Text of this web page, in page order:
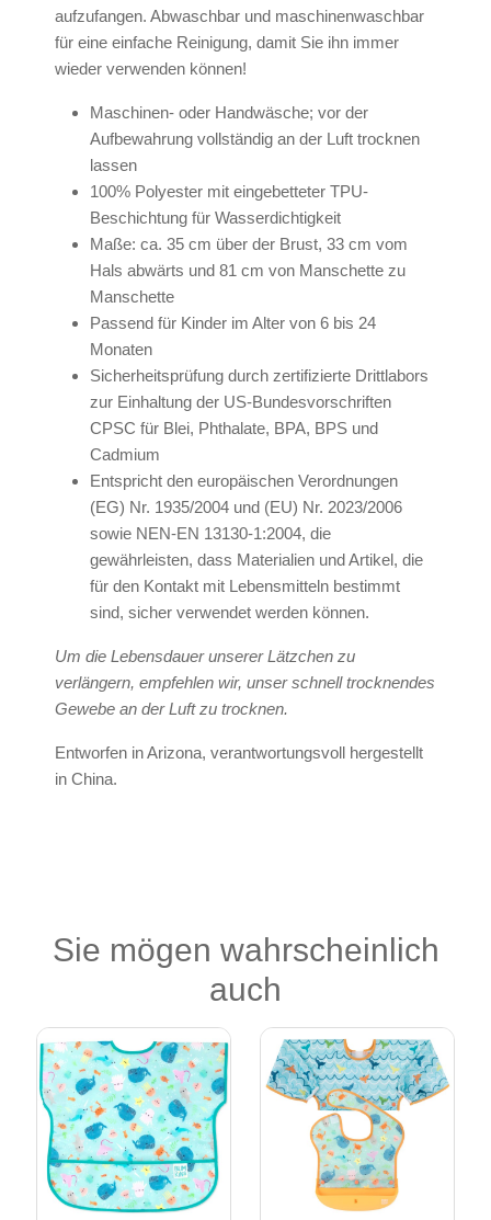
aufzufangen. Abwaschbar und maschinenwaschbar
für eine einfache Reinigung, damit Sie ihn immer
wieder verwenden können!
Maschinen- oder Handwäsche; vor der
Aufbewahrung vollständig an der Luft trocknen
lassen
100% Polyester mit eingebetteter TPU-
Beschichtung für Wasserdichtigkeit
Maße: ca. 35 cm über der Brust, 33 cm vom
Hals abwärts und 81 cm von Manschette zu
Manschette
Passend für Kinder im Alter von 6 bis 24
Monaten
Sicherheitsprüfung durch zertifizierte Drittlabors
zur Einhaltung der US-Bundesvorschriften
CPSC für Blei, Phthalate, BPA, BPS und
Cadmium
Entspricht den europäischen Verordnungen
(EG) Nr. 1935/2004 und (EU) Nr. 2023/2006
sowie NEN-EN 13130-1:2004, die
gewährleisten, dass Materialien und Artikel, die
für den Kontakt mit Lebensmitteln bestimmt
sind, sicher verwendet werden können.
Um die Lebensdauer unserer Lätzchen zu
verlängern, empfehlen wir, unser schnell trocknendes
Gewebe an der Luft zu trocknen.
Entworfen in Arizona, verantwortungsvoll hergestellt
in China.
Sie mögen wahrscheinlich
auch